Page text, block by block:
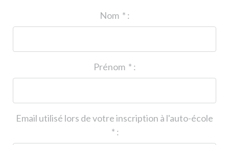
* :
* :
Email utilisé lors de votre inscription à l'auto-école
* :